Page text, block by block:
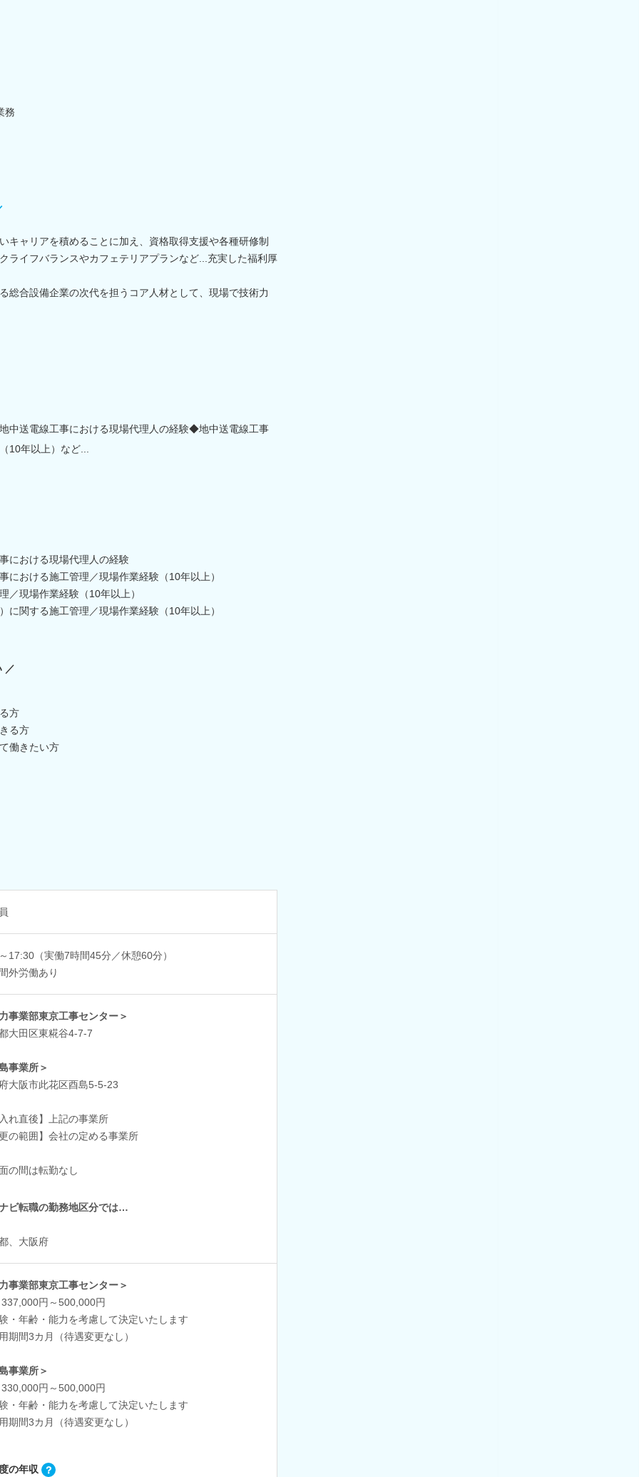
務
キャリアを積めることに加え、資格取得支援や各種研修制
ライフバランスやカフェテリアプランなど...充実した福利厚
総合設備企業の次代を担うコア人材として、現場で技術力
中送電線工事における現場代理人の経験◆地中送電線工事
10年以上）など...
における現場代理人の経験
における施工管理／現場作業経験（10年以上）
／現場作業経験（10年以上）
に関する施工管理／現場作業経験（10年以上）
／
方
る方
働きたい方
17:30（実働7時間45分／休憩60分）
外労働あり
事業部東京工事センター＞
大田区東糀谷4-7-7
事業所＞
大阪市此花区酉島5-5-23
れ直後】上記の事業所
の範囲】会社の定める事業所
の間は転勤なし
ビ転職の勤務地区分では…
、大阪府
事業部東京工事センター＞
円～500,000円
・年齢・能力を考慮して決定いたします
期間3カ月（待遇変更なし）
事業所＞
円～500,000円
・年齢・能力を考慮して決定いたします
期間3カ月（待遇変更なし）
の年収